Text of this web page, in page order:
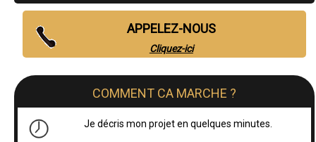
APPELEZ-NOUS
Cliquez-ici
COMMENT CA MARCHE ?
Je décris mon projet en quelques minutes.